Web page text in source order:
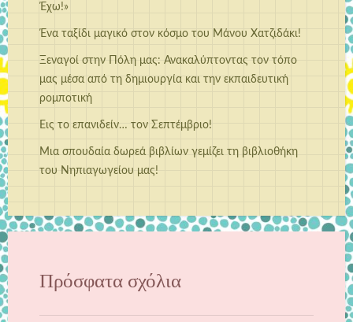
Έχω!»
Ένα ταξίδι μαγικό στον κόσμο του Μάνου Χατζιδάκι!
Ξεναγοί στην Πόλη μας: Ανακαλύπτοντας τον τόπο
μας μέσα από τη δημιουργία και την εκπαιδευτική
ρομποτική
Εις το επανιδείν… τον Σεπτέμβριο!
Μια σπουδαία δωρεά βιβλίων γεμίζει τη βιβλιοθήκη
του Νηπιαγωγείου μας!
Πρόσφατα σχόλια